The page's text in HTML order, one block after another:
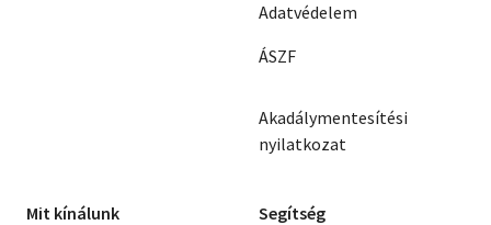
Adatvédelem
ÁSZF
Akadálymentesítési
nyilatkozat
Mit kínálunk Segítség